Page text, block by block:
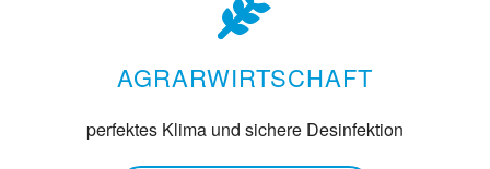
AGRARWIRTSCHAFT
perfektes Klima und sichere Desinfektion